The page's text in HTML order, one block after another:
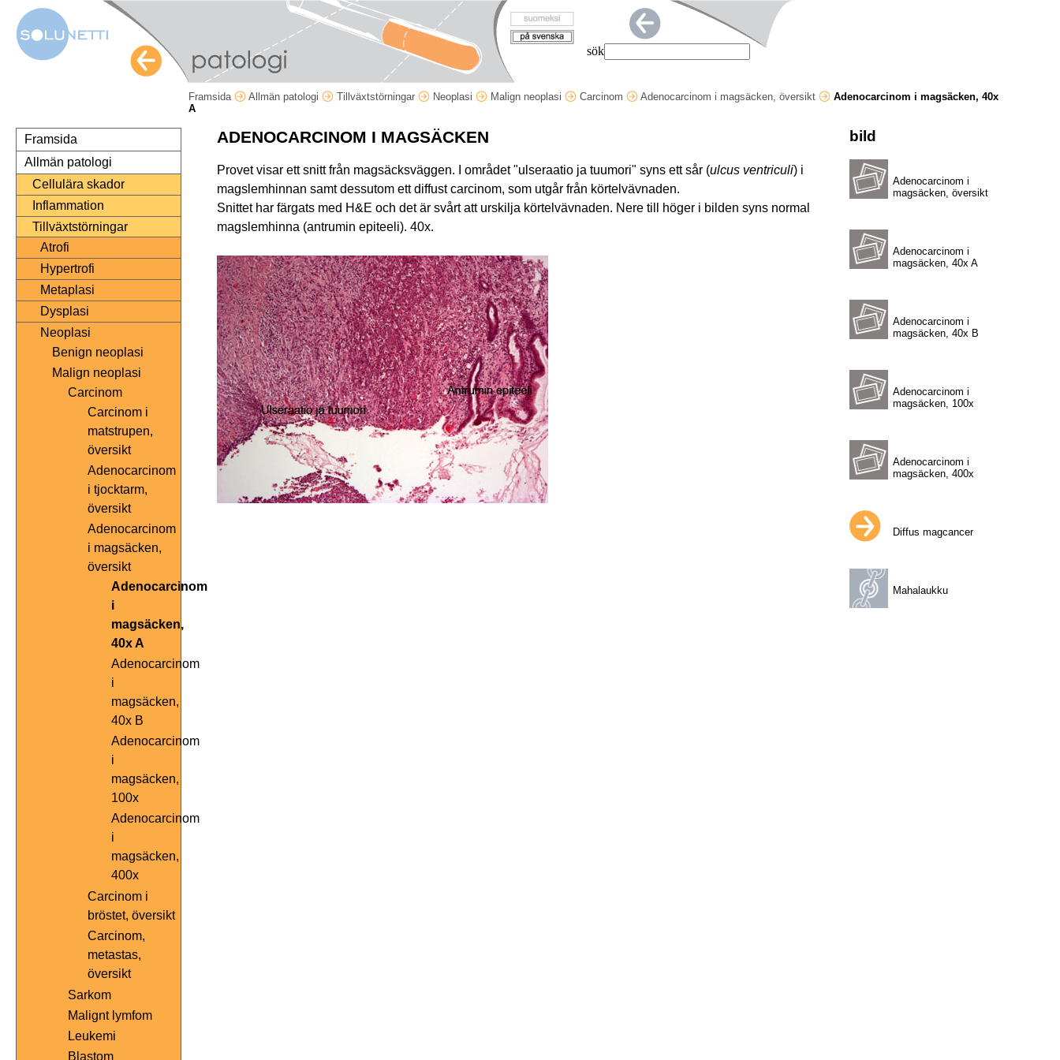
sök
Framsida Allmän patologi Tillväxtstörningar Neoplasi Malign neoplasi Carcinom Adenocarcinom i magsäcken, översikt
Adenocarcinom i magsäcken, 40x
A
Framsida
Allmän patologi
Cellulära skador
Inflammation
Tillväxtstörningar
Atrofi
Hypertrofi
Metaplasi
Dysplasi
Neoplasi
Benign neoplasi
Malign neoplasi
Carcinom
Carcinom i
matstrupen,
översikt
Adenocarcinom
i tjocktarm,
översikt
Adenocarcinom
i magsäcken,
översikt
Adenocarcinom
i
magsäcken,
40x A
Adenocarcinom
i
magsäcken,
40x B
Adenocarcinom
i
magsäcken,
100x
Adenocarcinom
i
magsäcken,
400x
Carcinom i
bröstet, översikt
Carcinom,
metastas,
översikt
Sarkom
Malignt lymfom
Leukemi
Blastom
bild
Adenocarcinom i
magsäcken, översikt
Adenocarcinom i
magsäcken, 40x A
Adenocarcinom i
magsäcken, 40x B
Adenocarcinom i
magsäcken, 100x
Adenocarcinom i
magsäcken, 400x
Diffus magcancer
Mahalaukku
ADENOCARCINOM I MAGSÄCKEN
Provet visar ett snitt från magsäcksväggen. I området "ulseraatio ja tuumori" syns ett sår (ulcus ventriculi) i
magslemhinnan samt dessutom ett diffust carcinom, som utgår från körtelvävnaden.
Snittet har färgats med H&E och det är svårt att urskilja körtelvävnaden. Nere till höger i bilden syns normal
magslemhinna (antrumin epiteeli). 40x.